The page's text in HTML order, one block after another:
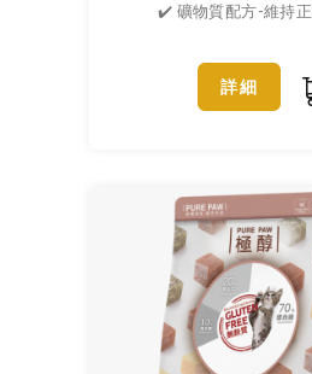
✔️ 礦物質配方-維持
詳細